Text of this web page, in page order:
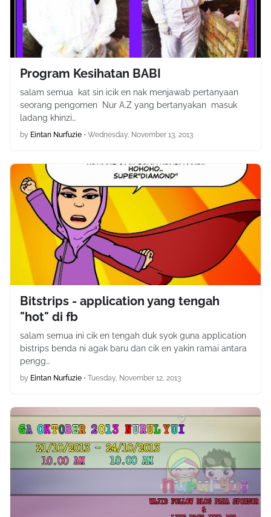
Program Kesihatan BABI
salam semua kat sin icik en nak menjawab pertanyaan
seorang pengomen Nur A.Z yang bertanyakan masuk
ladang khinzi…
by Eintan Nurfuzie • Wednesday, November 13, 2013
Bitstrips - application yang tengah
"hot" di fb
salam semua ini cik en tengah duk syok guna application
bistrips benda ni agak baru dan cik en yakin ramai antara
pengg…
by Eintan Nurfuzie • Tuesday, November 12, 2013